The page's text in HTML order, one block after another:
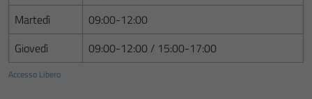
Accesso Libero
Martedì
09:00-12:00
Giovedì
09:00-12:00 / 15:00-17:00